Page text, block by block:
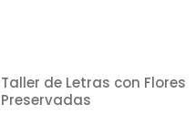
Taller de Letras con Flores
Preservadas